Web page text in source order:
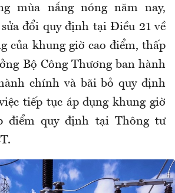
mùa nắng nóng năm nay,
đổi quy định tại Điều 21 về
của khung giờ cao điểm, thấp
Bộ Công Thương ban hành
chính và bãi bỏ quy định
tiếp tục áp dụng khung giờ
điểm quy định tại Thông tư